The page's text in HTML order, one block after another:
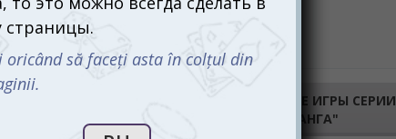
ПОКАЗАТЬ ВСЕ ИГРЫ СЕРИИ
"ДЖАНГА"